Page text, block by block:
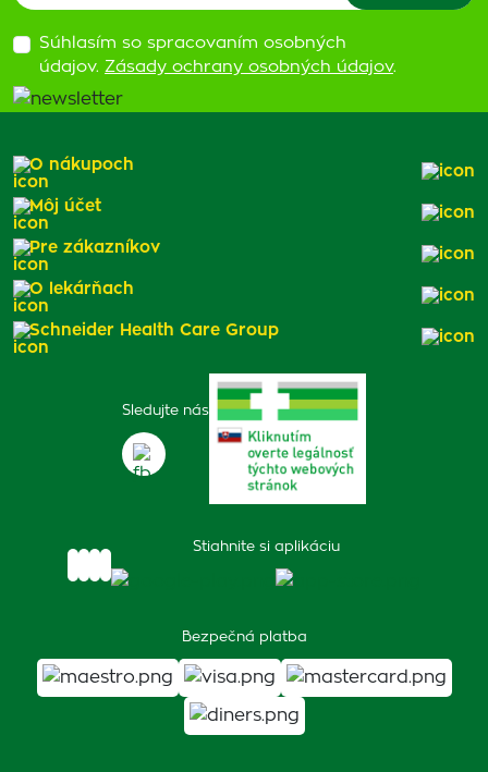
Súhlasím so spracovaním osobných
údajov. Zásady ochrany osobných údajov.
Sledujte nás
Stiahnite si aplikáciu
Bezpečná platba
O nákupoch
Môj účet
Pre zákazníkov
O lekárňach
Schneider Health Care Group